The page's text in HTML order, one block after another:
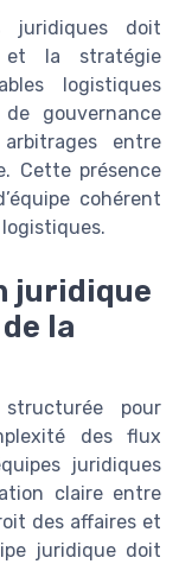
juridiques doit
et la stratégie
logistiques
gouvernance
entre
Cette présence
cohérent
juridique
la
pour
des flux
juridiques
claire entre
des affaires et
juridique doit